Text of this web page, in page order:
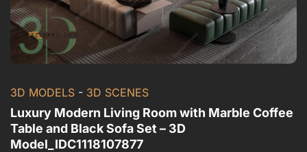
3D MODELS - 3D SCENES
Luxury Modern Living Room with Marble Coffee
Table and Black Sofa Set – 3D
Model_IDC1118107877